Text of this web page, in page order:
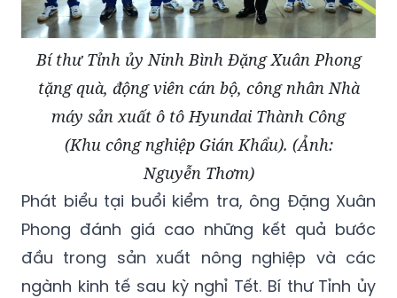
Bí thư Tỉnh ủy Ninh Bình Đặng Xuân Phong
tặng quà, động viên cán bộ, công nhân Nhà
máy sản xuất ô tô Hyundai Thành Công
(Khu công nghiệp Gián Khẩu). (Ảnh:
Nguyễn Thơm)
Phát biểu tại buổi kiểm tra, ông Đặng Xuân
Phong đánh giá cao những kết quả bước
đầu trong sản xuất nông nghiệp và các
ngành kinh tế sau kỳ nghỉ Tết. Bí thư Tỉnh ủy